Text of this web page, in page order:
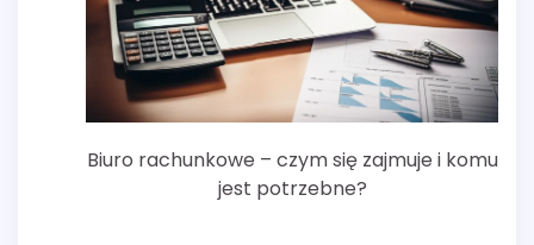
Biuro rachunkowe – czym się zajmuje i komu
jest potrzebne?